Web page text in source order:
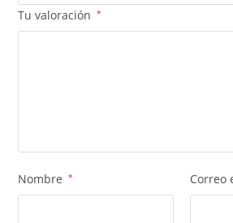
Tu valoración *
Nombre * Correo